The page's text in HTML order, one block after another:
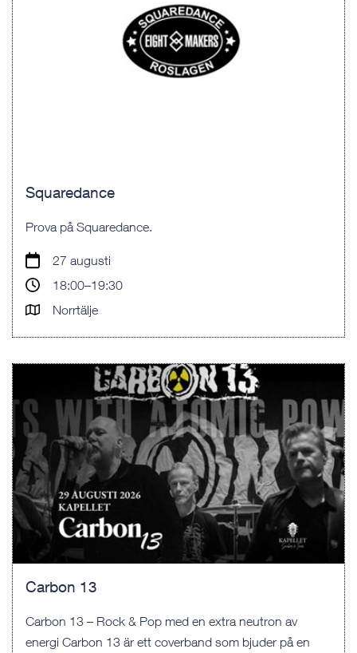
Squaredance
Prova på Squaredance.
27 augusti
18:00–19:30
Norrtälje
Carbon 13
Carbon 13 – Rock & Pop med en extra neutron av
energi Carbon 13 är ett coverband som bjuder på en